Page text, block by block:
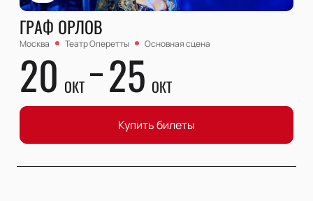
ГРАФ ОРЛОВ
Москва Театр Оперетты Основная сцена
20 ОКТ 25 ОКТ
Купить билеты